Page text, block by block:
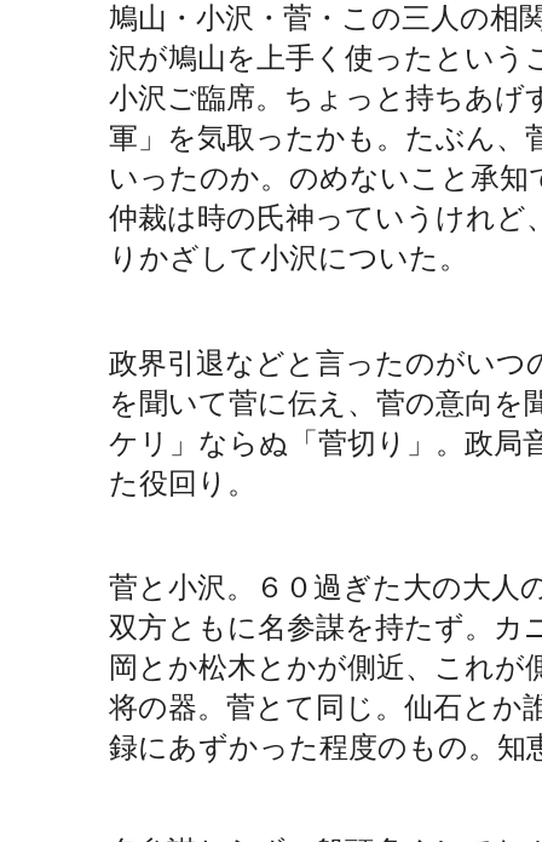
鳩山・小沢・菅・この三人の相
沢が鳩山を上手く使ったという
小沢ご臨席。ちょっと持ちあげ
軍」を気取ったかも。たぶん、
いったのか。のめないこと承
仲裁は時の氏神っていうけれど
りかざして小沢についた。
政界引退などと言ったのがいつ
を聞いて菅に伝え、菅の意向を
ケリ」ならぬ「菅切り」。政局
た役回り。
菅と小沢。６０過ぎた大の大人
双方ともに名参謀を持たず。カ
岡とか松木とかが側近、これが
将の器。菅とて同じ。仙石とか
録にあずかった程度のもの。知